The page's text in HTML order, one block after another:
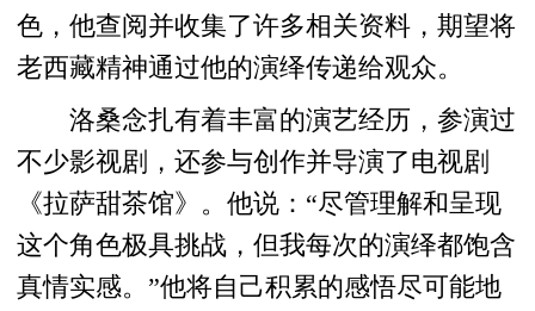
色，他查阅并收集了许多相关资料，期望将
老西藏精神通过他的演绎传递给观众。
洛桑念扎有着丰富的演艺经历，参演过
不少影视剧，还参与创作并导演了电视剧
《拉萨甜茶馆》。他说：“尽管理解和呈现
这个角色极具挑战，但我每次的演绎都饱含
真情实感。”他将自己积累的感悟尽可能地